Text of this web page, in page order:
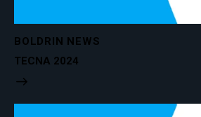
BOLDRIN NEWS
TECNA 2024